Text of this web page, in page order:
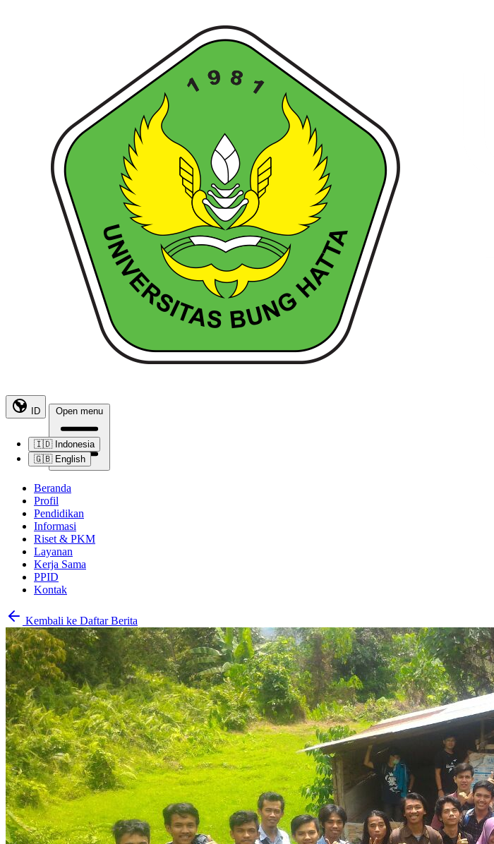
ID
🇮🇩 Indonesia
🇬🇧 English
Open menu
Beranda
Profil
Pendidikan
Informasi
Riset & PKM
Layanan
Kerja Sama
PPID
Kontak
Kembali ke Daftar Berita